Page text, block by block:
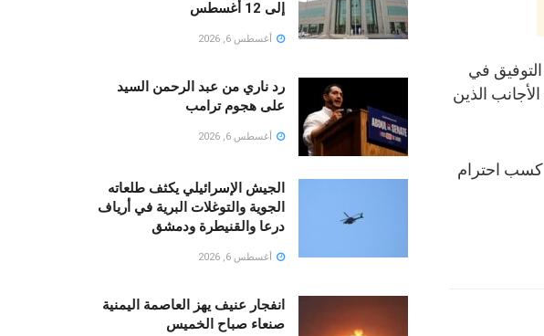
في
الذين
كسب احترام
إلى 12 أغسطس
أغسطس 6, 2026
رد ناري من عبد الرحمن السيد
على هجوم ترامب
أغسطس 6, 2026
الجيش الإسرائيلي يكثف طلعاته
الجوية والتوغلات البرية في أرياف
درعا والقنيطرة ودمشق
أغسطس 6, 2026
انفجار عنيف يهز العاصمة اليمنية
صنعاء صباح الخميس